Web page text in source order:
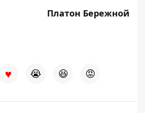
Платон Бережной
♥ 😭 😆 😡